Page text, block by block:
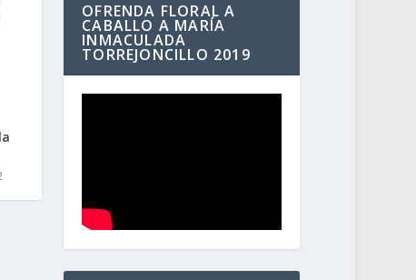
OFRENDA FLORAL A
CABALLO A MARÍA
INMACULADA
TORREJONCILLO 2019